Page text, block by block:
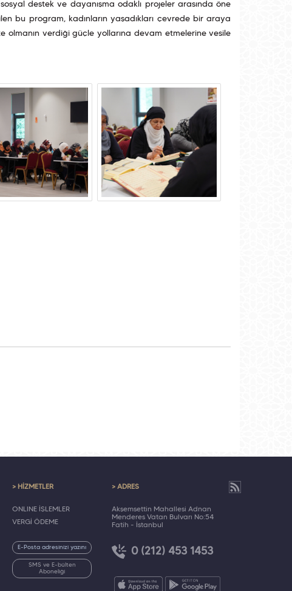
destek ve dayanışma odaklı projeler arasında öne
bu program, kadınların yaşadıkları çevrede bir araya
olmanın verdiği güçle yollarına devam etmelerine vesile
> HİZMETLER
ONLINE İŞLEMLER
VERGİ ÖDEME
SMS ve E-bülten
Aboneliği
> ADRES
Akşemsettin Mahallesi Adnan
Menderes Vatan Bulvarı No:54
Fatih - İstanbul
0 (212) 453 1453